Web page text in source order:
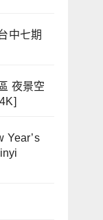
中七期
夜景空
Year’s